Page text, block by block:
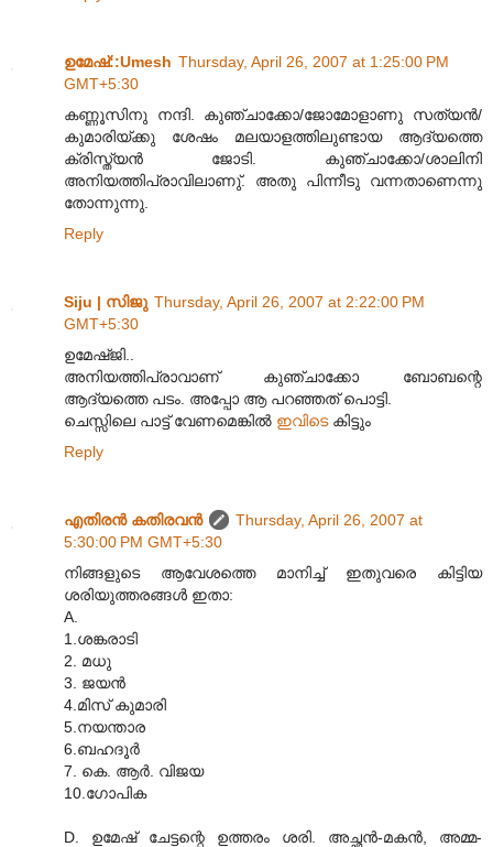
ഉമേഷ്::Umesh Thursday, April 26, 2007 at 1:25:00 PM
GMT+5:30
കണ്ണൂസിനു നന്ദി. കുഞ്ചാക്കോ/ജോമോളാണു സത്യന്‍/
കുമാരിയ്ക്കു ശേഷം മലയാളത്തിലുണ്ടായ ആദ്യത്തെ
ക്രിസ്ത്യന്‍ ജോടി. കുഞ്ചാക്കോ/ശാലിനി
അനിയത്തിപ്രാവിലാണു്. അതു പിന്നീടു വന്നതാണെന്നു
തോന്നുന്നു.
Reply
Siju | സിജു Thursday, April 26, 2007 at 2:22:00 PM
GMT+5:30
ഉമേഷ്ജി..
അനിയത്തിപ്രാവാണ് കുഞ്ചാക്കോ ബോബന്റെ
ആദ്യത്തെ പടം. അപ്പോ ആ പറഞ്ഞത് പൊട്ടി.
ചെസ്സിലെ പാട്ട് വേണമെങ്കില്‍ ഇവിടെ കിട്ടും
Reply
എതിരന്‍ കതിരവന്‍
Thursday, April 26, 2007 at
5:30:00 PM GMT+5:30
നിങ്ങളുടെ ആവേശത്തെ മാനിച്ച് ഇതുവരെ കിട്ടിയ
ശരിയുത്തരങ്ങള്‍ ഇതാ:
A.
1.ശങ്കരാടി
2. മധു
3. ജയന്‍
4.മിസ് കുമാരി
5.നയന്താര
6.ബഹദൂര്‍
7. കെ. ആര്‍. വിജയ
10.ഗോപിക
D. ഉമേഷ് ചേട്ടന്റെ ഉത്തരം ശരി. അച്ഛന്‍-മകന്‍, അമ്മ-